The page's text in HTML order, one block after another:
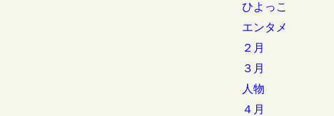
ひよっこ
エンタメ
２月
３月
人物
４月